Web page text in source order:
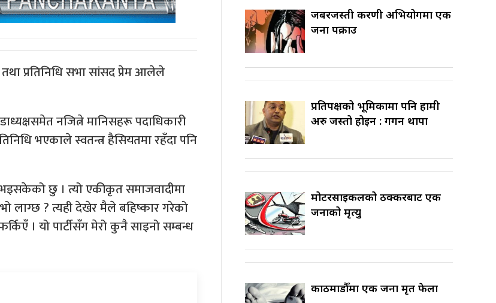
प्रतिनिधि सभा सांसद प्रेम आलेले
नजित्ने मानिसहरू पदाधिकारी
भएकाले स्वतन्त्र हैसियतमा रहँदा पनि
छु । त्यो एकीकृत समाजवादीमा
लाग्छ ? त्यही देखेर मैले बहिष्कार गरेको
। यो पार्टीसँग मेरो कुनै साइनो सम्बन्ध
जबरजस्ती करणी अभियोगमा एक
जना पक्राउ
प्रतिपक्षको भूमिकामा पनि हामी
अरु जस्तो होइन : गगन थापा
मोटरसाइकलको ठक्करबाट एक
जनाको मृत्यु
काठमाडौँमा एक जना मृत फेला